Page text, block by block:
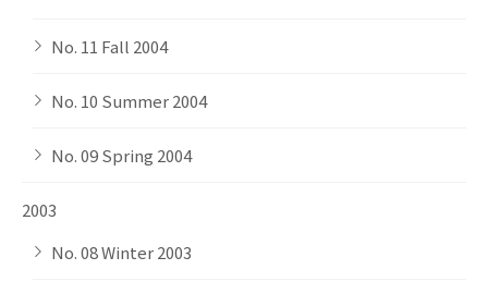
No. 11 Fall 2004
No. 10 Summer 2004
No. 09 Spring 2004
2003
No. 08 Winter 2003